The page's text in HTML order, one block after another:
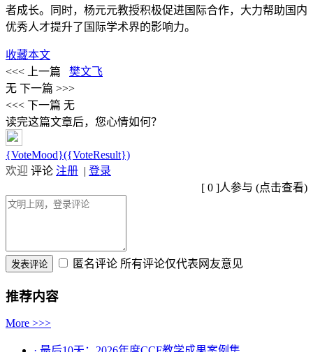
者成长。同时，杨元元教授积极促进国际合作，大力帮助国内
优秀人才提升了国际学术界的影响力。
收藏本文
<<< 上一篇
樊文飞
无 下一篇 >>>
<<< 下一篇 无
读完这篇文章后，您心情如何？
{VoteMood}({VoteResult})
欢迎 评论 注册 | 登录
[ 0 ]人参与 (点击查看)
匿名评论 所有评论仅代表网友意见
推荐内容
More >>>